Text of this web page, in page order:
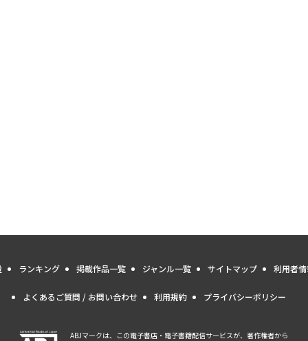
ランキング 掲載作品一覧 ジャンル一覧 サイトマップ 利用者
よくあるご質問 / お問い合わせ 利用規約 プライバシーポリシー
ABJマークは、この電子書店・電子書籍配信サービスが、著作権者から